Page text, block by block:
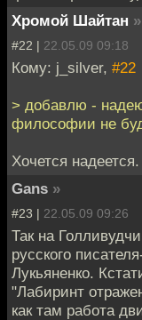
Хромой Шайтан »
#22 | 22.05.09 09:18
Кому: j_silver, #22
> добавлю -
философии не
Хочется
Gans »
#23 | 22.05.09 09:26
Так на
русского
Лукьяненко.
"Лабиринт
как там работа